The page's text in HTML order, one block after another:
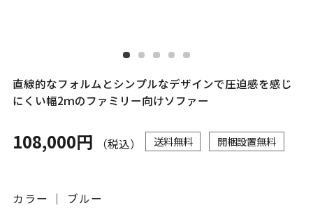
直線的なフォルムとシンプルなデザインで圧迫感を感じ
にくい幅2ｍのファミリー向けソファー
108,000円 （税込） 送料無料 開梱設置無料
カラー ｜ ブルー